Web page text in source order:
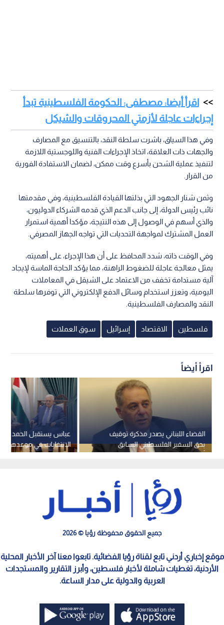
اقرأ أيضا: مصطفى: الحكومة الفلسطينية تبدأ
إجراءات عاجلة لأزمتي المحروقات والشيكل
وفي هذا السياق، باشرت سلطة النقد، بالتنسيق مع المصارف
والجهات ذات العلاقة، اتخاذ الإجراءات الفنية واللوجستية اللازمة
لتنفيذ عملية الشحن بأسرع وقت ممكن، لضمان الاستفادة الفورية
من القرار.
وثمن شنار الجهود التي بذلتها القيادة الفلسطينية، وفي مقدمتها
نائب رئيس الدولة، إلى جانب الدعم الذي قدمه الشركاء الدوليون،
والذي أسهم في الوصول إلى هذه النتيجة، مؤكدا أهمية استمرار
العمل المشترك لمواجهة التحديات التي تواجه الجهاز المصرفي.
وفي الوقت ذاته، شدد المحافظ على أن هذا الإجراء، على أهميته،
يمثل معالجة عاجلة للضغوط الراهنة، مما يؤكد الحاجة الماسة لإيجاد
آلية مستدامة تخفف من الاعتماد على الشيقل في المعاملات
اليومية، وتعزز استخدام وسائل الدفع الإلكتروني التي توفرها سلطة
النقد والمصارف الفلسطينية.
فلسطين الاقتصاد إسرائيل سوق العملات
اقرأ أيضاً
عباس يستقبل الحمد الله
تشرين الثاني 2026
القضاء اللبناني يصدر مذكرة توقيف
بحق السفير الفلسطيني السابق
أشرف دبور
جميع الحقوق محفوظة رؤيا © 2026
موقع إخباري أردني تابع لقناة رؤيا الفضائية. تابعوا معنا آخر الأخبار المحلية
الأردنية، تغطيات شاملة لأخبار فلسطين، وأبرز التقارير والمستجدات
العربية والدولية على مدار الساعة.